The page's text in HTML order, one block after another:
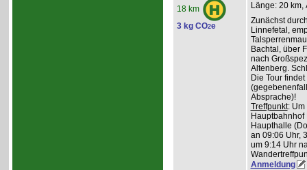
18 km
3 kg CO2e
Länge: 20 km,
Zunächst
Linnefetal,
Bachtal, über
nach
Altenberg.
Die Tour
Absprache)!
Treffpunkt: Um
Hauptbahnhof
Haupthalle
an 09:06 Uhr,
um 9:14 Uhr
Anmeldung